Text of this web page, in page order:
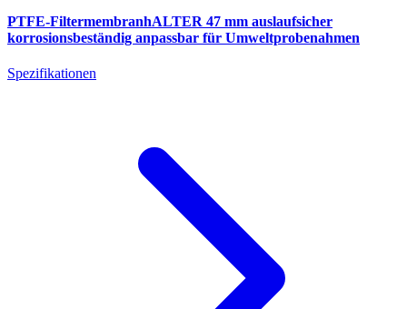
PTFE-FiltermembranhALTER 47 mm auslaufsicher
korrosionsbeständig anpassbar für Umweltprobenahmen
Spezifikationen